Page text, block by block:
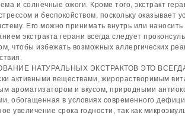
и солнечные ожоги. Кроме того, экстракт
и беспокойством, поскольку оказывает
Его можно принимать внутрь или
экстракта герани всегда следует
чтобы избежать возможных аллергических
НАТУРАЛЬНЫХ ЭКСТРАКТОВ ЭТО ВСЕГДА:
активными веществами, жирорастворимым
ароматизатором и вкусом, природными
обогащенная в условиях современного
увеличение срока годности, так как